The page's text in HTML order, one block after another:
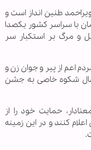
طنین انداز است و
با سراسر کشور یکصدا
و مرگ بر استکبار سر
اعم از پیر و جوان زن و
بهمن ماه امسال شکوه خاصی به جشن
حمایت خود را از
کنند و در این زمینه